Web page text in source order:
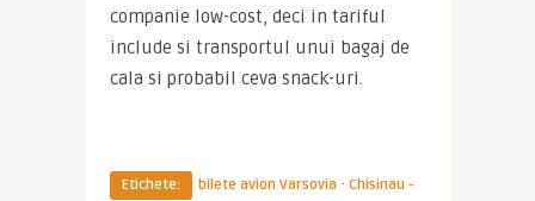
companie low-cost, deci in tariful
include si transportul unui bagaj de
cala si probabil ceva snack-uri.
Etichete: bilete avion Varsovia· Chisinau -